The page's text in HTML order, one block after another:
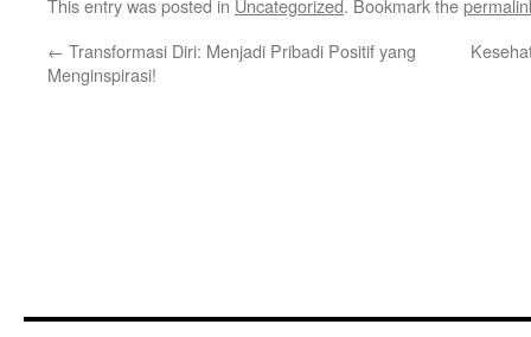
This entry was posted in Uncategorized. Bookmark the
← Transformasi Diri: Menjadi Pribadi Positif yang
Menginspirasi!